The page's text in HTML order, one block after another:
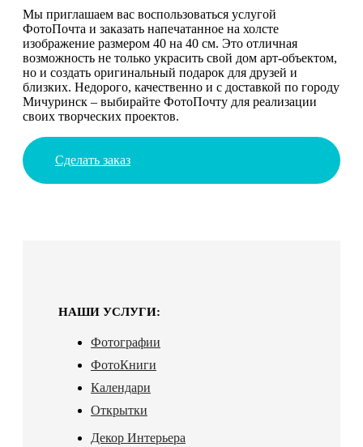
Мы приглашаем вас воспользоваться услугой
ФотоПочта и заказать напечатанное на холсте
изображение размером 40 на 40 см. Это отличная
возможность не только украсить свой дом арт-объектом,
но и создать оригинальный подарок для друзей и
близких. Недорого, качественно и с доставкой по городу
Мичуринск – выбирайте ФотоПочту для реализации
своих творческих проектов.
Сделать заказ
НАШИ УСЛУГИ:
Фотографии
ФотоКниги
Календари
Открытки
Декор Интерьера